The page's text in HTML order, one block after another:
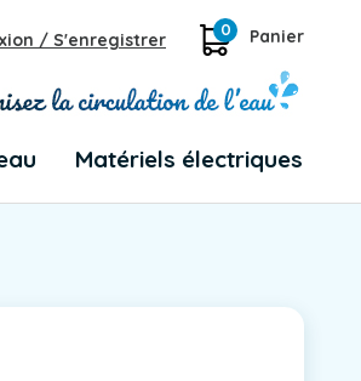
/ S'enregistrer 0 Panier
Matériels électriques